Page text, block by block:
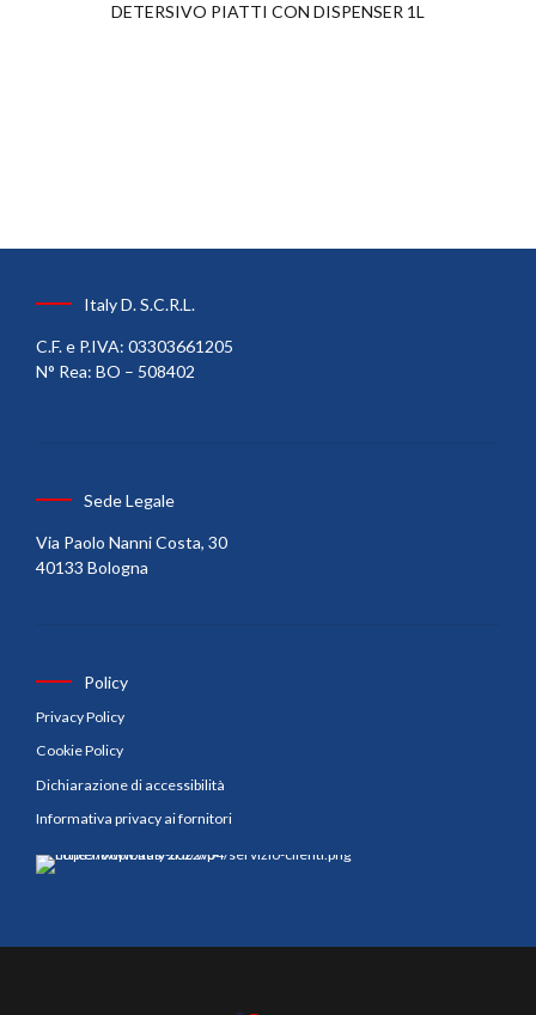
DETERSIVO PIATTI CON DISPENSER 1L
Italy D. S.C.R.L.
C.F. e P.IVA: 03303661205
N° Rea: BO – 508402
Sede Legale
Via Paolo Nanni Costa, 30
40133 Bologna
Policy
Privacy Policy
Cookie Policy
Dichiarazione di accessibilità
Informativa privacy ai fornitori